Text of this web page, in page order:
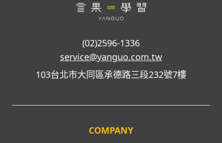
(02)2596-1336
service@yanguo.com.tw
103台北市大同區承德路三段232號7樓
COMPANY